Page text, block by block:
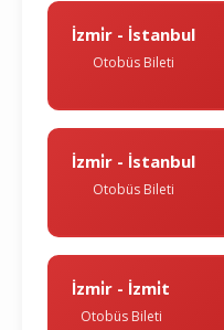
İzmi̇r - İstanbul
Otobüs Bileti
İzmi̇r - İstanbul
Otobüs Bileti
İzmi̇r - İzmi̇t
Otobüs Bileti